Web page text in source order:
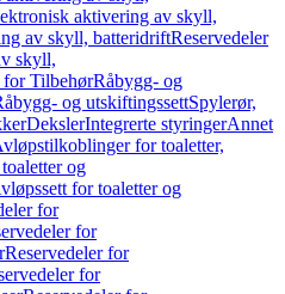
aktivering av skyll,
av skyll, batteridriftReservedeler
skyll,
for TilbehørRåbygg- og
og utskiftingssettSpylerør,
DekslerIntegrerte styringerAnnet
for toaletter,
og
for toaletter og
for
for
Reservedeler for
for